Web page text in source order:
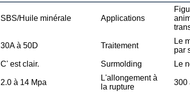
SBS/Huile minérale Applications
30A à 50D Traitement
Le
par
C' est clair. Surmolding
Le
2.0 à 14 Mpa
L'allongement à
la rupture
300